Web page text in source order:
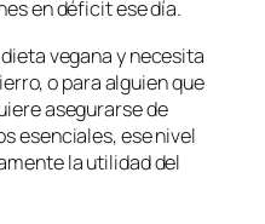
en déficit ese día.
vegana y necesita
o para alguien que
asegurarse de
esenciales, ese nivel
la utilidad del